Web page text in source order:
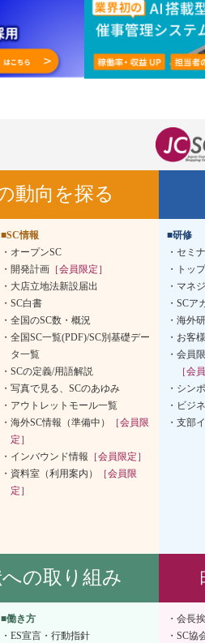
動向を探る
■SC情報
オープンSC
開発計画 ［会員限定］
大店立地法新設届出
SC白書
全国のSC数・概況
全国SC一覧(PDF)/SC別基礎デー
タ一覧
SCの定義/用語解説
写真で見る、SCのあゆみ
アウトレットモール一覧
海外SC情報（準備中）
［会員限
定］
インバウンド情報 ［会員限定］
資料室（利用案内）
［会員限
定］
■研修
セミ
トッ
マネ
SCア
海外
お客
会員
［会
シン
ビジ
支部
の取り組み
■働き方
ES宣言・行動指針
会長
SC協